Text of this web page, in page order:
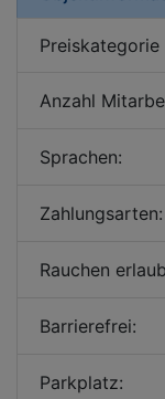
Preiskategorie
Anzahl
Sprachen:
Zahlungsarten:
Rauchen
Barrierefrei:
Parkplatz: